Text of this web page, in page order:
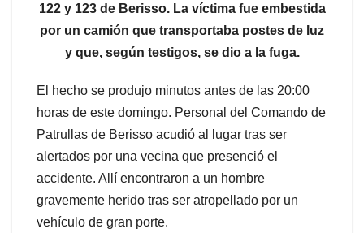
122 y 123 de Berisso. La víctima fue embestida
por un camión que transportaba postes de luz
y que, según testigos, se dio a la fuga.
El hecho se produjo minutos antes de las 20:00
horas de este domingo. Personal del Comando de
Patrullas de Berisso acudió al lugar tras ser
alertados por una vecina que presenció el
accidente. Allí encontraron a un hombre
gravemente herido tras ser atropellado por un
vehículo de gran porte.